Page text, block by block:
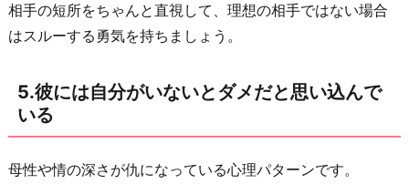
相手の短所をちゃんと直視して、理想の相手ではない場合
はスルーする勇気を持ちましょう。
5.彼には自分がいないとダメだと思い込んで
いる
母性や情の深さが仇になっている心理パターンです。